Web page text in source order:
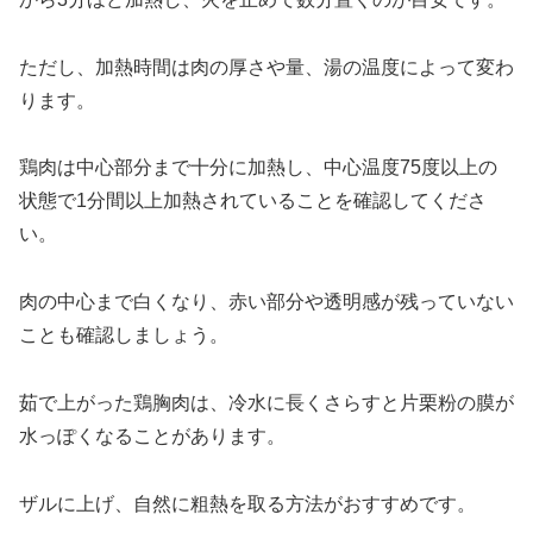
ただし、加熱時間は肉の厚さや量、湯の温度によって変わ
ります。
鶏肉は中心部分まで十分に加熱し、中心温度75度以上の
状態で1分間以上加熱されていることを確認してくださ
い。
肉の中心まで白くなり、赤い部分や透明感が残っていない
ことも確認しましょう。
茹で上がった鶏胸肉は、冷水に長くさらすと片栗粉の膜が
水っぽくなることがあります。
ザルに上げ、自然に粗熱を取る方法がおすすめです。